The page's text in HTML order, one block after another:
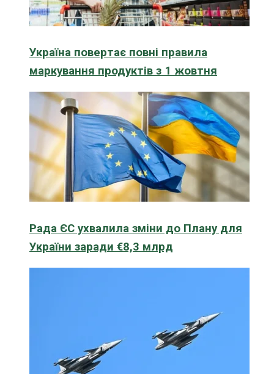
Україна повертає повні правила
маркування продуктів з 1 жовтня
Рада ЄС ухвалила зміни до Плану для
України заради €8,3 млрд